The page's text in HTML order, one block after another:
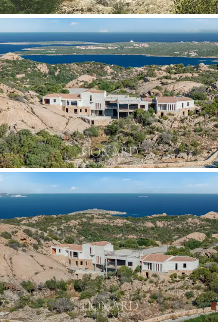
En el exterior, dos piscinas perfilan rincones de
perfecto relax, flanqueadas por un solárium y una zona
de barbacoa.Una impresionante piscinaestá situada
en la parte delantera convistas al mar, mientras que
la otra está situada en la parte trasera con vistas a
las montañas, lo que permite vislumbrar la variedad del
territorio de Gallura. En general, el proyecto
arquitectónico ofrece espacios bien diseñados y una
división armoniosa entre interior y exterior, con grandes
terrazas panorámicas con vistas al hermoso paisaje
circundante. La propiedad incluye 4 estacionamientos
techados y 2 estacionamientos contorre de carga
eléctricay grupo electrógeno instalado para garantizar
siempre el suministro de energía incluso en caso de
fallas o malos servicios de la red pública.
Esta villa de lujo en venta surge como unaoportunidad
extraordinariaen el prestigioso entorno de la Costa
Esmeralda, con una posición destacada cerca de Porto
Cervo y a pocos pasos de la espléndida costa.Su